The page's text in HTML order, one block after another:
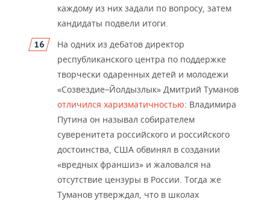
каждому из них задали по вопросу, затем
кандидаты подвели итоги.
На одних из дебатов директор
республиканского центра по поддержке
творчески одаренных детей и молодежи
«Созвездие–Йолдызлык» Дмитрий Туманов
отличился харизматичностью: Владимира
Путина он называл собирателем
суверенитета российского и российского
достоинства, США обвинял в создании
«вредных франшиз» и жаловался на
отсутствие цензуры в России. Тогда же
Туманов утверждал, что в школах